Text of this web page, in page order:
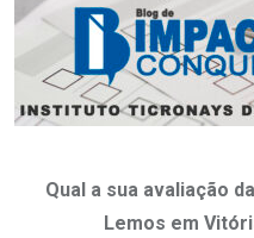
Qual a sua avaliação
Lemos em